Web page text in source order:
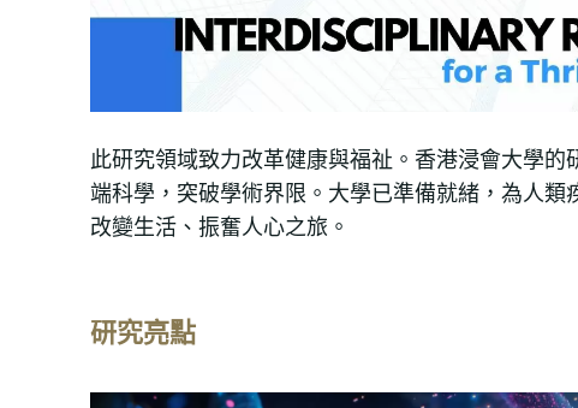
此研究領域致力改革健康與福祉。香港浸會大學
端科學，突破學術界限。大學已準備就緒，為人
改變生活、振奮人心之旅。
研究亮點